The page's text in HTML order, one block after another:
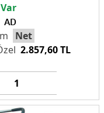
AD
Net
2.857,60 TL
Var